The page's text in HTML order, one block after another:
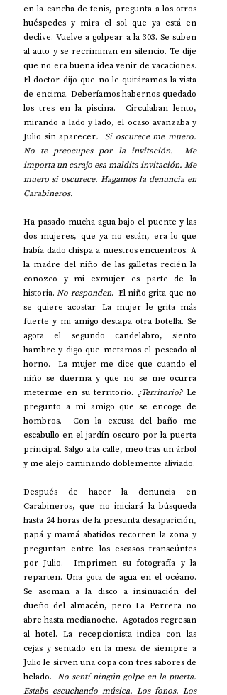
en la cancha de tenis, pregunta a los otros
huéspedes y mira el sol que ya está en
declive. Vuelve a golpear a la 303. Se suben
al auto y se recriminan en silencio. Te dije
que no era buena idea venir de vacaciones.
El doctor dijo que no le quitáramos la vista
de encima. Deberíamos habernos quedado
los tres en la piscina.  Circulaban lento,
mirando a lado y lado, el ocaso avanzaba y
Julio sin aparecer.  Si oscurece me muero.
No te preocupes por la invitación.  Me
importa un carajo esa maldita invitación. Me
muero si oscurece. Hagamos la denuncia en
Carabineros.
Ha pasado mucha agua bajo el puente y las
dos mujeres, que ya no están, era lo que
había dado chispa a nuestros encuentros. A
la madre del niño de las galletas recién la
conozco y mi exmujer es parte de la
historia. No responden. El niño grita que no
se quiere acostar. La mujer le grita más
fuerte y mi amigo destapa otra botella. Se
agota el segundo candelabro, siento
hambre y digo que metamos el pescado al
horno.  La mujer me dice que cuando el
niño se duerma y que no se me ocurra
meterme en su territorio. ¿Territorio? Le
pregunto a mi amigo que se encoge de
hombros.  Con la excusa del baño me
escabullo en el jardín oscuro por la puerta
principal. Salgo a la calle, meo tras un árbol
Después de hacer la denuncia en
Carabineros, que no iniciará la búsqueda
hasta 24 horas de la presunta desaparición,
papá y mamá abatidos recorren la zona y
preguntan entre los escasos transeúntes
por Julio.  Imprimen su fotografía y la
reparten. Una gota de agua en el océano.
Se asoman a la disco a insinuación del
dueño del almacén, pero La Perrera no
abre hasta medianoche.  Agotados regresan
al hotel. La recepcionista indica con las
cejas y sentado en la mesa de siempre a
Julio le sirven una copa con tres sabores de
helado. No sentí ningún golpe en la puerta.
Estaba escuchando música. Los fonos. Los